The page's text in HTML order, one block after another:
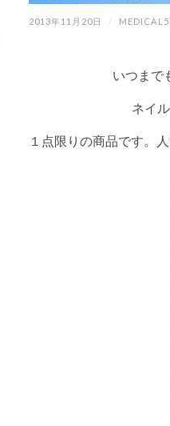
2013年11月20日 /
いつまで
ネイ
１点限りの商品です。